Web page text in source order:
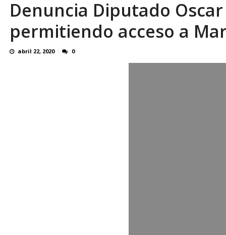
OVP denunció 15 años de violación
Denuncia Diputado
permitiendo acceso a
abril 22, 2020 0